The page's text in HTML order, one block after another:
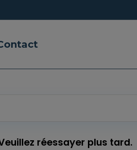
réessayer plus tard.